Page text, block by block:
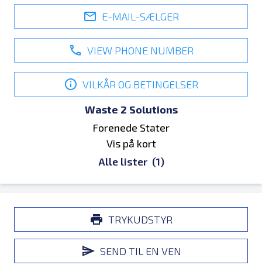
E-MAIL-SÆLGER
VIEW PHONE NUMBER
VILKÅR OG BETINGELSER
Waste 2 Solutions
Forenede Stater
Vis på kort
Alle lister (1)
TRYKUDSTYR
SEND TIL EN VEN